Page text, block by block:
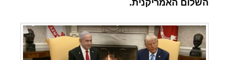
השלום האמריקנית.